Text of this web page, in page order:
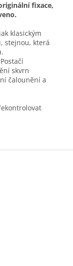
fixace,
klasickým
stejnou, která
skvrn
čalounění a